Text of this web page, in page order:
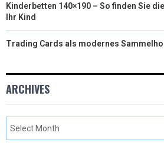
Kinderbetten 140×190 – So finden Sie
Ihr Kind
Trading Cards als modernes
ARCHIVES